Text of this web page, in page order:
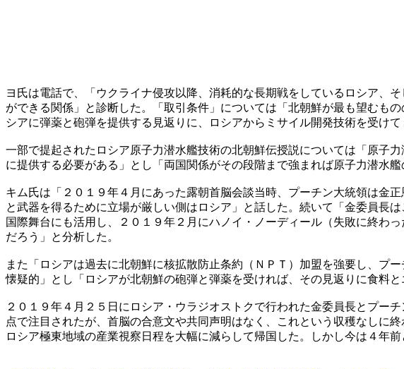
ヨ氏は電話で、「ウクライナ侵攻以降、消耗的な長期戦をしているロシア、
ができる関係」と診断した。「取引条件」については「北朝鮮が最も望むも
シアに弾薬と砲弾を提供する見返りに、ロシアからミサイル開発技術を受け
一部で提起されたロシア原子力潜水艦技術の北朝鮮伝授説については「原子
に提供する必要がある」とし「両国関係がその段階まで強まれば原子力潜水
キム氏は「２０１９年４月にあった露朝首脳会談当時、プーチン大統領は金
と武器を得るために立場が厳しい側はロシア」と話した。続いて「金委員長
国際舞台にも活用し、２０１９年２月にハノイ・ノーディール（失敗に終わ
だろう」と分析した。
また「ロシアは過去に北朝鮮に核拡散防止条約（ＮＰＴ）加盟を強要し、プ
懐疑的」とし「ロシアが北朝鮮の砲弾と弾薬を受ければ、その見返りに食料
２０１９年４月２５日にロシア・ウラジオストクで行われた金委員長とプー
点で注目されたが、首脳の合意文や共同声明はなく、これという収穫なしに
ロシア極東地域の産業視察日程を大幅に減らして帰国した。しかし今は４年